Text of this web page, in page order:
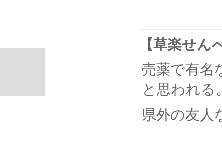
【草楽せん
売薬で有名
と思われる
県外の友人